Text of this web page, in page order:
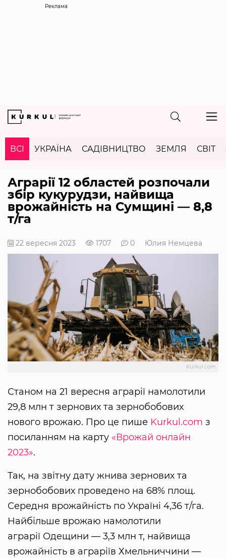
Реклама
ВСІ УКРАЇНА САДІВНИЦТВО ЗЕМЛЯ СВІТ
Аграрії 12 областей розпочали
збір кукурудзи, найвища
врожайність на Сумщині — 8,8
т/га
22 вересня 2023 1707 0 Юлия Немцева
Kurkul.com
Станом на 21 вересня аграрії намолотили
29,8 млн т зернових та зернобобових
нового врожаю. Про це пише Kurkul.com з
посиланням на карту «Врожай онлайн
2023».
Так, на звітну дату жнива зернових та
зернобобових проведено на 68% площ.
Середня врожайність по Україні 4,36 т/га.
Найбільше врожаю намолотили
аграрії Одещини — 3,3 млн т, найвища
врожайність в аграріїв Хмельниччини —